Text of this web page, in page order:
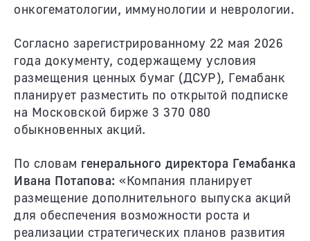
онкогематологии, иммунологии и неврологии.
Согласно зарегистрированному 22 мая 2026
года документу, содержащему условия
размещения ценных бумаг (ДСУР), Гемабанк
планирует разместить по открытой подписке
на Московской бирже 3 370 080
обыкновенных акций.
По словам генерального директора Гемабанка
Ивана Потапова: «Компания планирует
размещение дополнительного выпуска акций
для обеспечения возможности роста и
реализации стратегических планов развития